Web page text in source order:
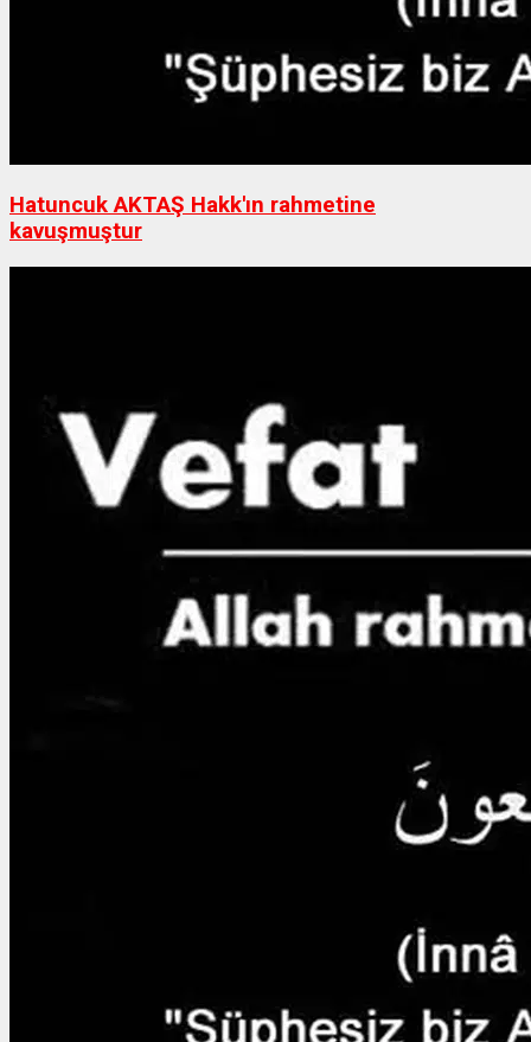
Hatuncuk AKTAŞ Hakk'ın rahmetine
kavuşmuştur